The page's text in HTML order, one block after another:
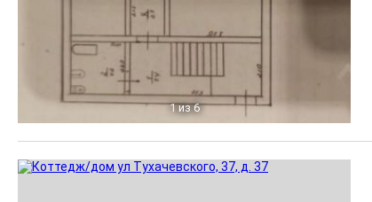
1 из 6